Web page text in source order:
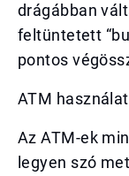
drágábban
feltüntetett
pontos
ATM
Az ATM-ek
legyen szó